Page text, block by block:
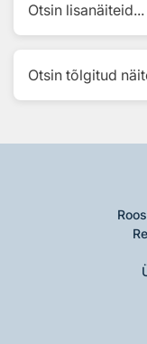
Otsin lisanäiteid...
Otsin tõlgitud